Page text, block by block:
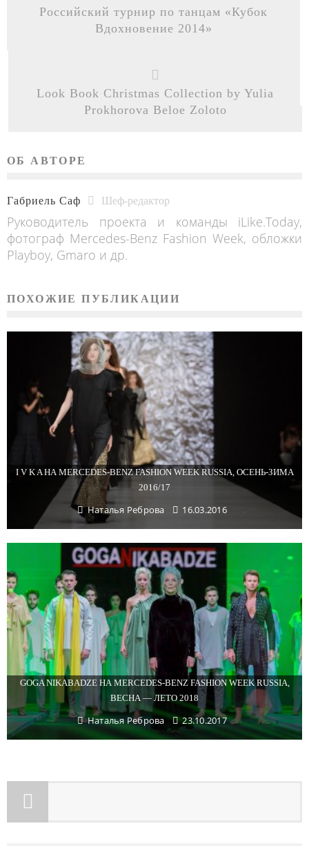
Российский турнир по танцам «Кубок
Вдохновение 2014»
Look Book Christmas Collection by Yulia
Prokhorova Beloe Zoloto
ОБ АВТОРЕ
Габриель Саф Шеф-редактор
Руководитель проекта и команды iLike.Today,
фотограф Mercedes-Benz Fashion Week, обложки
Playboy, Gmaro и др.
ПОХОЖИЕ ПУБЛИКАЦИИ
I V K A НА MERCEDES-BENZ FASHION WEEK RUSSIA, ОСЕНЬ-ЗИМА
2016/17
Наталья Реброва 16.03.2016
GOGA NIKABADZE НА MERCEDES-BENZ FASHION WEEK RUSSIA,
ВЕСНА — ЛЕТО 2018
Наталья Реброва 23.10.2017